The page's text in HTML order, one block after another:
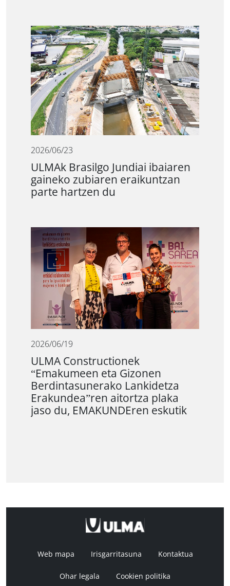
2026/06/23
ULMAk Brasilgo Jundiai ibaiaren
gaineko zubiaren eraikuntzan
parte hartzen du
2026/06/19
ULMA Constructionek
“Emakumeen eta Gizonen
Berdintasunerako Lankidetza
Erakundea”ren aitortza plaka
jaso du, EMAKUNDEren eskutik
Web mapa Irisgarritasuna Kontaktua
Ohar legala Cookien politika